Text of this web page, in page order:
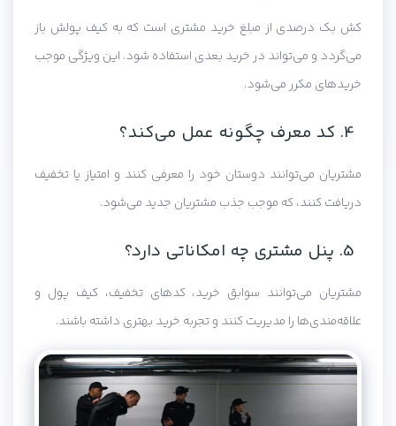
کش بک درصدی از مبلغ خرید مشتری است که به کیف پولش باز
می‌گردد و می‌تواند در خرید بعدی استفاده شود. این ویژگی موجب
خریدهای مکرر می‌شود.
4. کد معرف چگونه عمل می‌کند؟
مشتریان می‌توانند دوستان خود را معرفی کنند و امتیاز یا تخفیف
دریافت کنند، که موجب جذب مشتریان جدید می‌شود.
5. پنل مشتری چه امکاناتی دارد؟
مشتریان می‌توانند سوابق خرید، کدهای تخفیف، کیف پول و
علاقه‌مندی‌ها را مدیریت کنند و تجربه خرید بهتری داشته باشند.